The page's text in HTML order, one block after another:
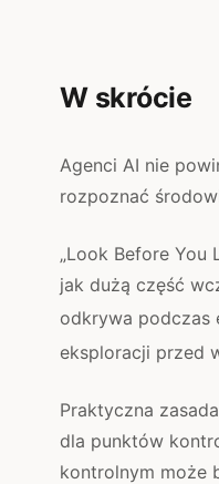
W skrócie
Agenci AI nie
rozpoznać
„Look Before You
jak dużą część
odkrywa podczas
eksploracji przed
Praktyczna
dla punktów
kontrolnym może